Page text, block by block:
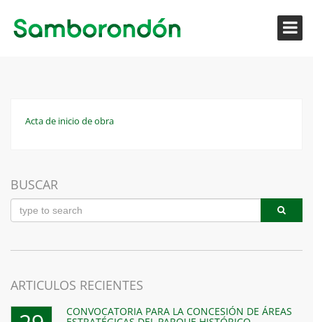
Acta de inicio de obra
BUSCAR
ARTICULOS RECIENTES
CONVOCATORIA PARA LA CONCESIÓN DE ÁREAS